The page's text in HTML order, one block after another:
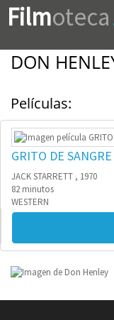
Filmoteca
DON
Películas:
GRITO DE
JACK STARRETT , 1970
82 minutos
WESTERN